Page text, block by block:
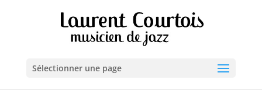
Sélectionner une page